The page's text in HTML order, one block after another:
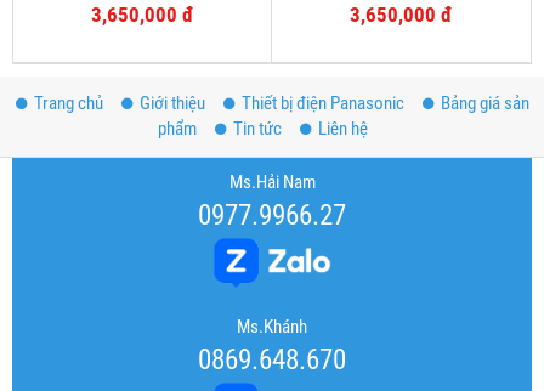
3,650,000 đ 3,650,000 đ
Trang chủ Giới thiệu Thiết bị điện Panasonic
Bảng giá sản
phẩm
Tin tức Liên hệ
Ms.Hải Nam
0977.9966.27
Ms.Khánh
0869.648.670